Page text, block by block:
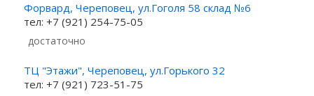
Форвард, Череповец, ул.Гоголя 58 склад №6
тел: +7 (921) 254-75-05
Достаточно
ТЦ "Этажи", Череповец, ул.Горького 32
тел: +7 (921) 723-51-75